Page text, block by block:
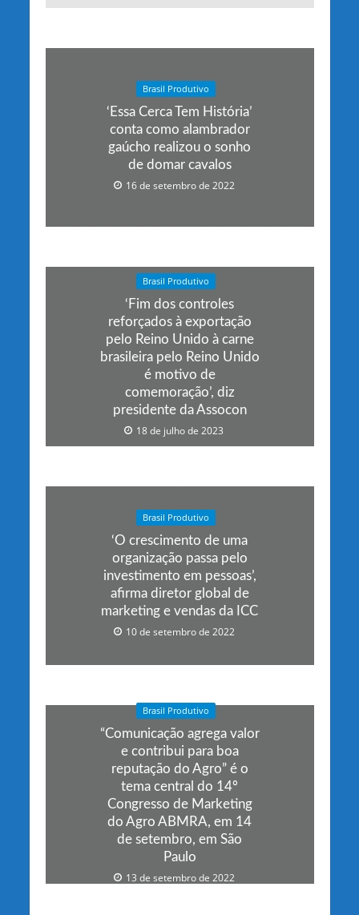
Brasil Produtivo
‘Essa Cerca Tem História’
conta como alambrador
gaúcho realizou o sonho
de domar cavalos
16 de setembro de 2022
Brasil Produtivo
‘Fim dos controles
reforçados à exportação
pelo Reino Unido à carne
brasileira pelo Reino Unido
é motivo de
comemoração’, diz
presidente da Assocon
18 de julho de 2023
Brasil Produtivo
‘O crescimento de uma
organização passa pelo
investimento em pessoas’,
afirma diretor global de
marketing e vendas da ICC
10 de setembro de 2022
Brasil Produtivo
“Comunicação agrega valor
e contribui para boa
reputação do Agro” é o
tema central do 14º
Congresso de Marketing
do Agro ABMRA, em 14
de setembro, em São
Paulo
13 de setembro de 2022